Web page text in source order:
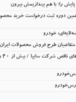
را؛ با هم بیندازیمش بیرون
دوره ثبت درخواست خرید
خودرو
طرح فروش محصولات
کاهش